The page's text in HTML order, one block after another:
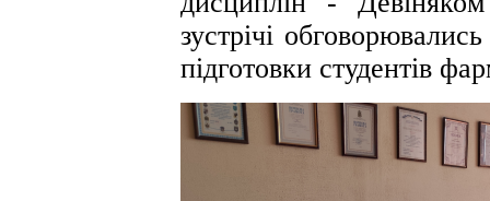
зустрічі
підготовки студентів